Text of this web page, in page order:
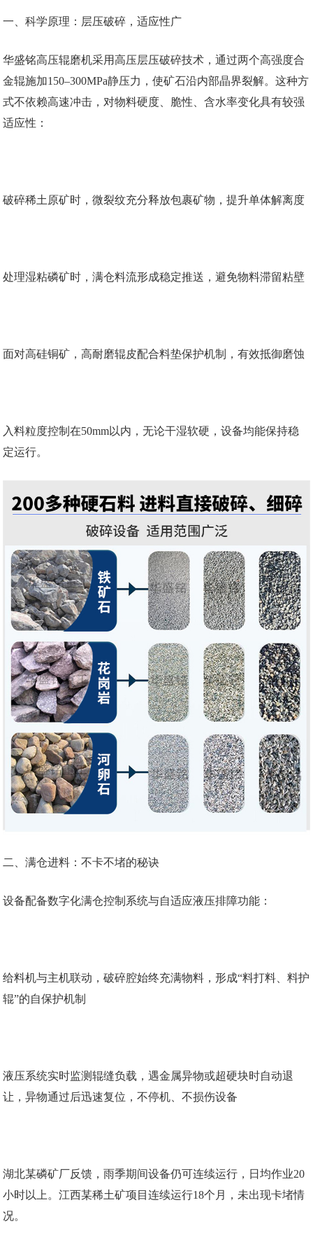
一、科学原理：层压破碎，适应性广
华盛铭高压辊磨机采用高压层压破碎技术，通过两个高强度合
金辊施加150–300MPa静压力，使矿石沿内部晶界裂解。这种方
式不依赖高速冲击，对物料硬度、脆性、含水率变化具有较强
适应性：
破碎稀土原矿时，微裂纹充分释放包裹矿物，提升单体解离度
处理湿粘磷矿时，满仓料流形成稳定推送，避免物料滞留粘壁
面对高硅铜矿，高耐磨辊皮配合料垫保护机制，有效抵御磨蚀
入料粒度控制在50mm以内，无论干湿软硬，设备均能保持稳
定运行。
二、满仓进料：不卡不堵的秘诀
设备配备数字化满仓控制系统与自适应液压排障功能：
给料机与主机联动，破碎腔始终充满物料，形成“料打料、料护
辊”的自保护机制
液压系统实时监测辊缝负载，遇金属异物或超硬块时自动退
让，异物通过后迅速复位，不停机、不损伤设备
湖北某磷矿厂反馈，雨季期间设备仍可连续运行，日均作业20
小时以上。江西某稀土矿项目连续运行18个月，未出现卡堵情
况。